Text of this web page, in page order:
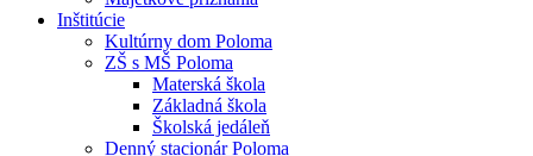
Inštitúcie
Kultúrny dom Poloma
ZŠ s MŠ Poloma
Materská škola
Základná škola
Školská jedáleň
Denný stacionár Poloma